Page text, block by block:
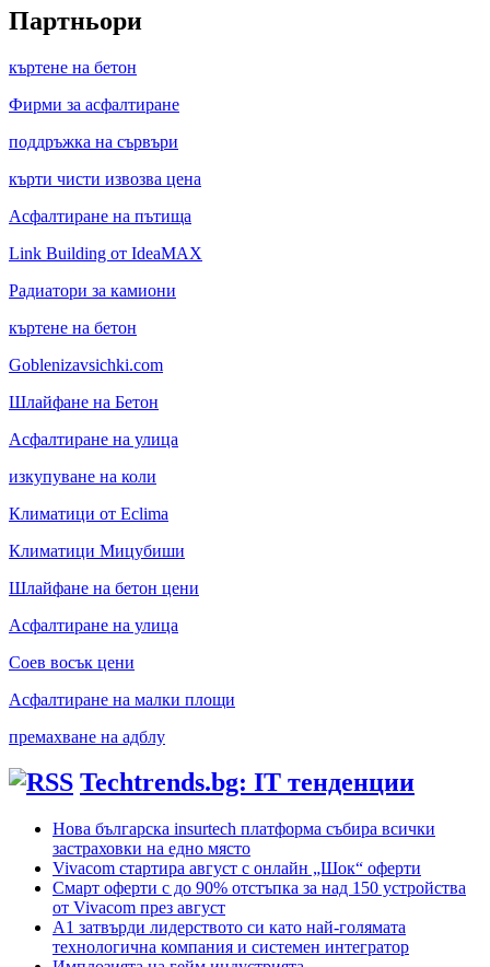
Партньори
къртене на бетон
Фирми за асфалтиране
поддръжка на сървъри
кърти чисти извозва цена
Асфалтиране на пътища
Link Building от IdeaMAX
Радиатори за камиони
къртене на бетон
Goblenizavsichki.com
Шлайфане на Бетон
Асфалтиране на улица
изкупуване на коли
Климатици от Eclima
Климатици Мицубиши
Шлайфане на бетон цени
Асфалтиране на улица
Соев восък цени
Асфалтиране на малки площи
премахване на адблу
Techtrends.bg: IT тенденции
Нова българска insurtech платформа събира всички
застраховки на едно място
Vivacom стартира август с онлайн „Шок“ оферти
Смарт оферти с до 90% отстъпка за над 150 устройства
от Vivacom през август
А1 затвърди лидерството си като най-голямата
технологична компания и системен интегратор